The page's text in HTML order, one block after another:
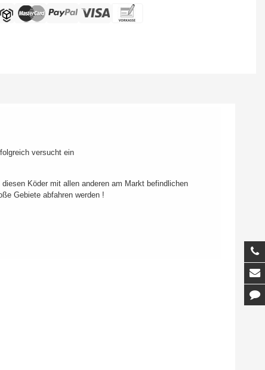
versucht ein
Köder mit allen anderen am Markt befindlichen
Gebiete abfahren werden !